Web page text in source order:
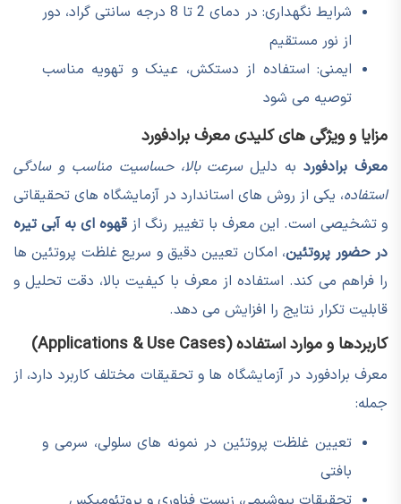
شرایط نگهداری: در دمای 2 تا 8 درجه سانتی گراد، دور
از نور مستقیم
ایمنی: استفاده از دستکش، عینک و تهویه مناسب
توصیه می شود
مزایا و ویژگی های کلیدی معرف برادفورد
معرف برادفوردبه دلیلسرعت بالا، حساسیت مناسب و سادگی
استفاده، یکی از روش های استاندارد در آزمایشگاه های تحقیقاتی
و تشخیصی است. این معرف با تغییر رنگ از قهوه ای به آبی تیره
در حضور پروتئین، امکان تعیین دقیق و سریع غلظت پروتئین ها
را فراهم می کند. استفاده از معرف با کیفیت بالا، دقت تحلیل و
قابلیت تکرار نتایج را افزایش می دهد.
کاربردها و موارد استفاده (Applications & Use Cases)
معرف برادفورد در آزمایشگاه ها و تحقیقات مختلف کاربرد دارد، از
جمله:
تعیین غلظت پروتئین در نمونه های سلولی، سرمی و
بافتی